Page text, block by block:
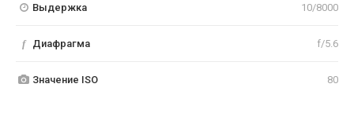
Выдержка 10/8000
f Диафрагма f/5.6
Значение ISO 80